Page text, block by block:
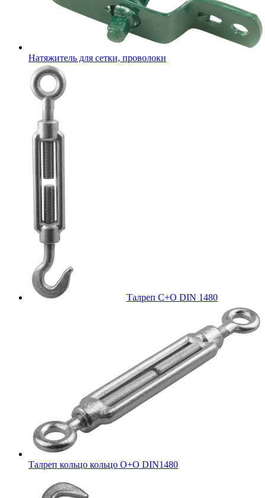
Натяжитель для сетки, проволоки
Талреп С+О DIN 1480
Талреп кольцо кольцо О+О DIN1480